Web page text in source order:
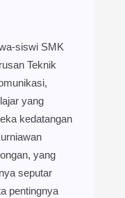
siswi SMK
Teknik
yang
kedatangan
yang
seputar
pentingnya